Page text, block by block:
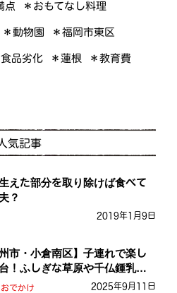
点 ＊おもてなし料理
＊動物園 ＊福岡市東区
食品劣化 ＊蓮根 ＊教育費
気記事
えた部分を取り除けば食べて
？
2019年1月9日
州市・小倉南区】子連れで楽し
！ふしぎな草原や千仏鍾乳洞
よう！
でかけ 2025年9月11日